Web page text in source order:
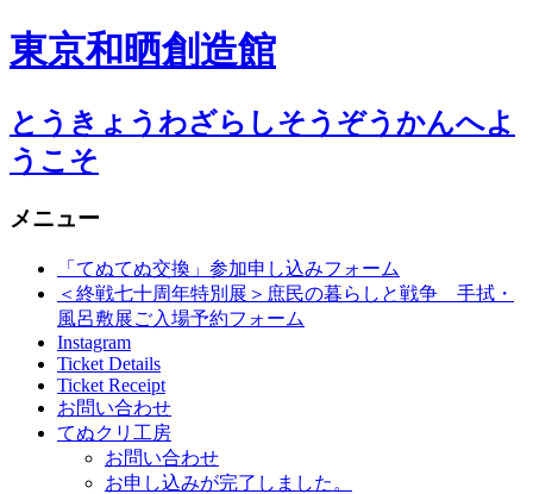
東京和晒創造館
とうきょうわざらしそうぞうかんへよ
うこそ
メニュー
「てぬてぬ交換」参加申し込みフォーム
＜終戦七十周年特別展＞庶民の暮らしと戦争 手拭・
風呂敷展ご入場予約フォーム
Instagram
Ticket Details
Ticket Receipt
お問い合わせ
てぬクリ工房
お問い合わせ
お申し込みが完了しました。